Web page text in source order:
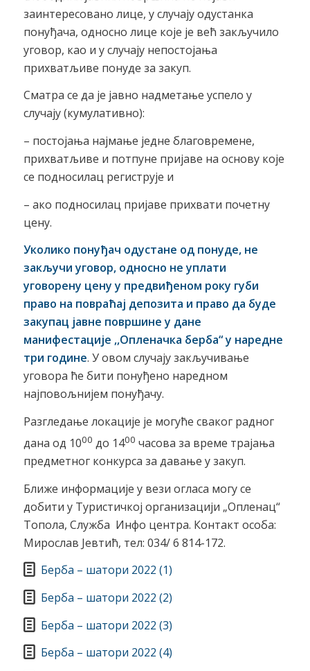
заинтересовано лице, у случају одустанка
понуђача, односно лице које је већ закључило
уговор, као и у случају непостојања
прихватљиве понуде за закуп.
Сматра се да је јавно надметање успело у
случају (кумулативно):
– постојања најмање једне благовремене,
прихватљиве и потпуне пријаве на основу које
се подносилац региструје и
– ако подносилац пријаве прихвати почетну
цену.
Уколико понуђач одустане од понуде, не
закључи уговор, односно не уплати
уговорену цену у предвиђеном року губи
право на повраћај депозита и право да буде
закупац јавне површине у дане
манифестације ,,Опленачка берба“у наредне
три године. У овом случају закључивање
уговора ће бити понуђено наредном
најповољнијем понуђачу.
Разгледање локације је могуће сваког радног
дана од 1000 до 1400 часова за време трајања
предметног конкурса за давање у закуп.
Ближе информације у вези огласа могу се
добити у Туристичкој организацији „Опленац“
Топола, Служба Инфо центра. Контакт особа:
Мирослав Јевтић, тел: 034/ 6 814-172.
Берба – шатори 2022 (1)
Берба – шатори 2022 (2)
Берба – шатори 2022 (3)
Берба – шатори 2022 (4)